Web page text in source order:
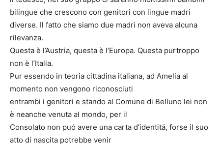
bilingue che crescono con genitori con lingue madri
diverse. Il fatto che siamo due madri non aveva alcuna
rilevanza.
Questa è l’Austria, questa è l’Europa. Questa purtroppo
non è l’Italia.
Pur essendo in teoria cittadina italiana, ad Amelia al
momento non vengono riconosciuti
entrambi i genitori e stando al Comune di Belluno lei non
è neanche venuta al mondo, per il
Consolato non puó avere una carta d’identitá, forse il suo
atto di nascita potrebbe venir